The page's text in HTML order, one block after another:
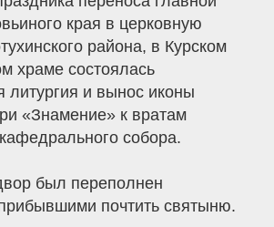
края в церковную
района, в Курском
храме состоялась
литургия и вынос иконы
«Знамение» к вратам
собора.
был переполнен
почтить святыню.